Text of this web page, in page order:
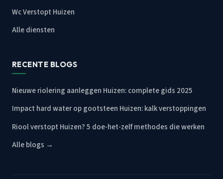
Wc Verstopt Huizen
Alle diensten
RECENTE BLOGS
Nieuwe riolering aanleggen Huizen: complete gids 2025
Impact hard water op gootsteen Huizen: kalk verstoppingen
Riool verstopt Huizen? 5 doe-het-zelf methodes die werken
Alle blogs →